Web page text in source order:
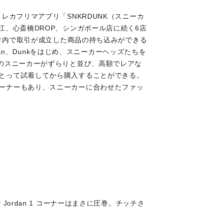
カフリマアプリ「SNKRDUNK（スニーカ
、心斎橋DROP、シンガポール店に続く6店
で取引が成立した商品の持ち込みができる
Dunkをはじめ、スニーカーヘッズたちを
ニーカーがずらりと並び、高額でレアな
って試着してから購入することができる。
ナーもあり、スニーカーに合わせたファッ
1 コーナーはまさに圧巻。チッチさ